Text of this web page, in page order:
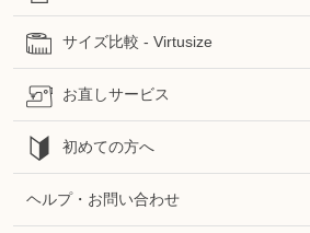
サイズ比較 - Virtusize
お直しサービス
初めての方へ
ヘルプ・お問い合わせ